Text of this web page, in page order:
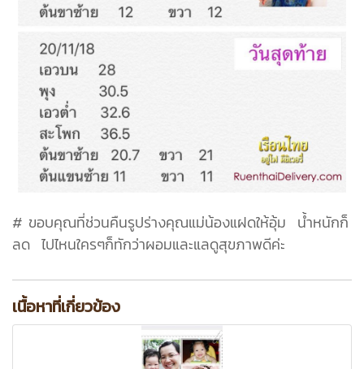
# ขอบคุณที่ช่วนคืนรูปร่างคุณแม่น้องแฝดให้อุ้ม น้ำหนักก็
ลด ไปไหนใครๆก็ทักว่าผอมและแลดูสุขภาพดีค่ะ
เนื้อหาที่เกี่ยวข้อง